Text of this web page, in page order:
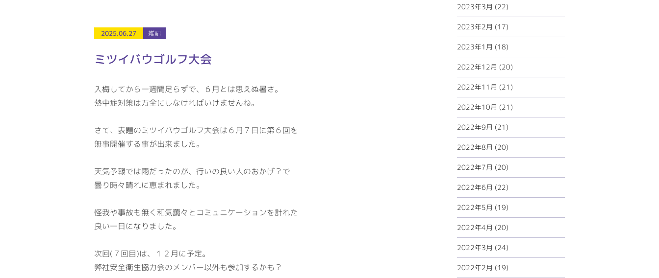
2025.06.27 雑記
ミツイバウゴルフ大会
入梅してから一週間足らずで、６月とは思えぬ暑さ。
熱中症対策は万全にしなければいけませんね。
さて、表題のミツイバウゴルフ大会は６月７日に第６回を
無事開催する事が出来ました。
天気予報では雨だったのが、行いの良い人のおかげ？で
曇り時々晴れに恵まれました。
怪我や事故も無く和気藹々とコミュニケーションを計れた
良い一日になりました。
次回(７回目)は、１２月に予定。
弊社安全衛生協力会のメンバー以外も参加するかも？
2023年3月 (22)
2023年2月 (17)
2023年1月 (18)
2022年12月 (20)
2022年11月 (21)
2022年10月 (21)
2022年9月 (21)
2022年8月 (20)
2022年7月 (20)
2022年6月 (22)
2022年5月 (19)
2022年4月 (20)
2022年3月 (24)
2022年2月 (19)